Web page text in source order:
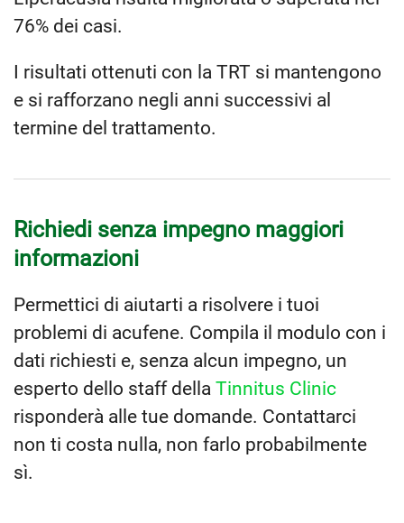
76% dei casi.
I risultati ottenuti con la TRT si mantengono
e si rafforzano negli anni successivi al
termine del trattamento.
Richiedi senza impegno maggiori
informazioni
Permettici di aiutarti a risolvere i tuoi
problemi di acufene. Compila il modulo con i
dati richiesti e, senza alcun impegno, un
esperto dello staff della Tinnitus Clinic
risponderà alle tue domande. Contattarci
non ti costa nulla, non farlo probabilmente
sì.